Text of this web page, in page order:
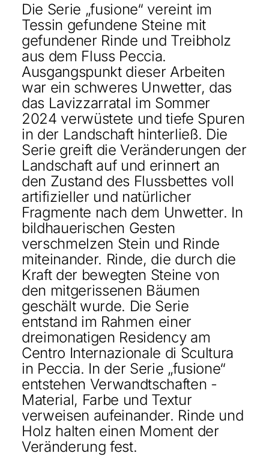
Die Serie „fusione“ vereint im
Tessin gefundene Steine mit
gefundener Rinde und Treibholz
aus dem Fluss Peccia.
Ausgangspunkt dieser Arbeiten
war ein schweres Unwetter, das
das Lavizzarratal im Sommer
2024 verwüstete und tiefe Spuren
in der Landschaft hinterließ. Die
Serie greift die Veränderungen der
Landschaft auf und erinnert an
den Zustand des Flussbettes voll
artifizieller und natürlicher
Fragmente nach dem Unwetter. In
bildhauerischen Gesten
verschmelzen Stein und Rinde
miteinander. Rinde, die durch die
Kraft der bewegten Steine von
den mitgerissenen Bäumen
geschält wurde. Die Serie
entstand im Rahmen einer
dreimonatigen Residency am
Centro Internazionale di Scultura
in Peccia. In der Serie „fusione“
entstehen Verwandtschaften -
Material, Farbe und Textur
verweisen aufeinander. Rinde und
Holz halten einen Moment der
Veränderung fest.